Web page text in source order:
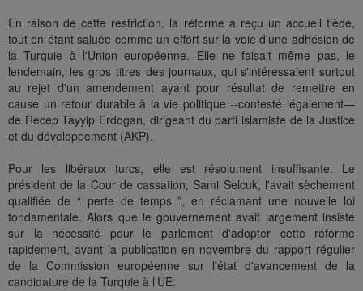
En raison de cette restriction, la réforme a reçu un accueil tiède,
tout en étant saluée comme un effort sur la voie d'une adhésion de
la Turquie à l'Union européenne. Elle ne faisait même pas, le
lendemain, les gros titres des journaux, qui s'intéressaient surtout
au rejet d'un amendement ayant pour résultat de remettre en
cause un retour durable à la vie politique --contesté légalement—
de Recep Tayyip Erdogan, dirigeant du parti islamiste de la Justice
et du développement (AKP).
Pour les libéraux turcs, elle est résolument insuffisante. Le
président de la Cour de cassation, Sami Selcuk, l'avait sèchement
qualifiée de “ perte de temps ”, en réclamant une nouvelle loi
fondamentale. Alors que le gouvernement avait largement insisté
sur la nécessité pour le parlement d'adopter cette réforme
rapidement, avant la publication en novembre du rapport régulier
de la Commission européenne sur l'état d'avancement de la
candidature de la Turquie à l'UE.